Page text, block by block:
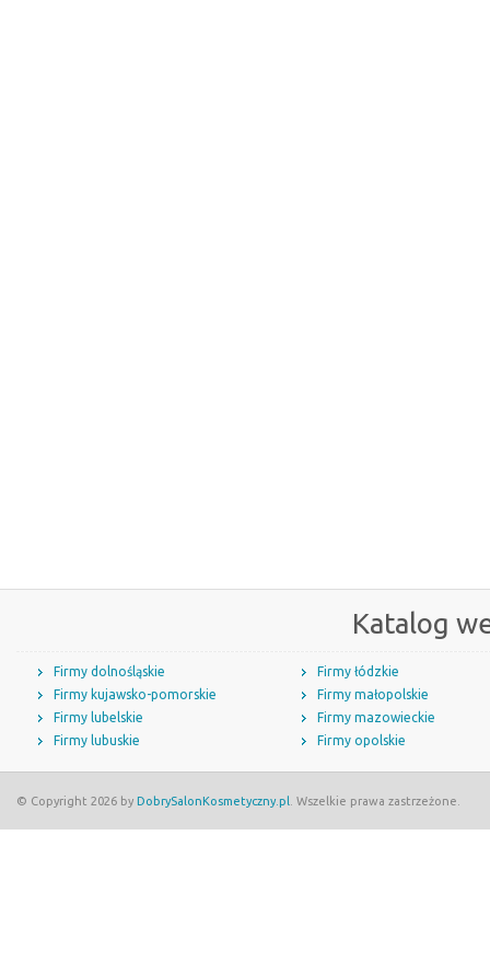
Katalog
Firmy dolnośląskie
Firmy kujawsko-pomorskie
Firmy lubelskie
Firmy lubuskie
Firmy łódzkie
Firmy małopolskie
Firmy mazowieckie
Firmy opolskie
© Copyright 2026 by DobrySalonKosmetyczny.pl . Wszelkie prawa zastrzeżone.